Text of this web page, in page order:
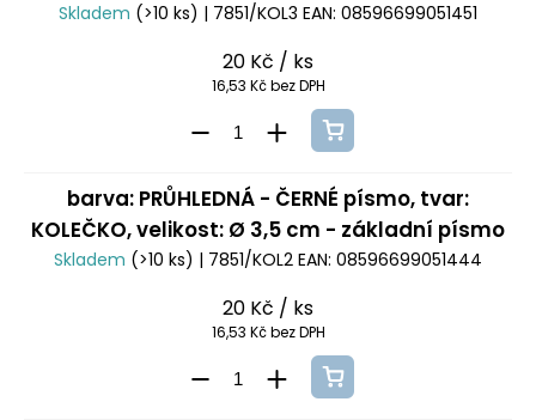
Skladem (>10 ks) | 7851/KOL3 EAN: 08596699051451
20 Kč / ks
16,53 Kč bez DPH
barva: PRŮHLEDNÁ - ČERNÉ písmo, tvar:
KOLEČKO, velikost: Ø 3,5 cm - základní písmo
Skladem (>10 ks) | 7851/KOL2 EAN: 08596699051444
20 Kč / ks
16,53 Kč bez DPH